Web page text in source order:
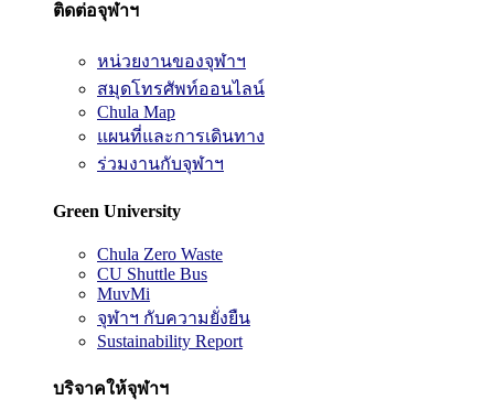
ติดต่อจุฬาฯ
หน่วยงานของจุฬาฯ
สมุดโทรศัพท์ออนไลน์
Chula Map
แผนที่และการเดินทาง
ร่วมงานกับจุฬาฯ
Green University
Chula Zero Waste
CU Shuttle Bus
MuvMi
จุฬาฯ กับความยั่งยืน
Sustainability Report
บริจาคให้จุฬาฯ